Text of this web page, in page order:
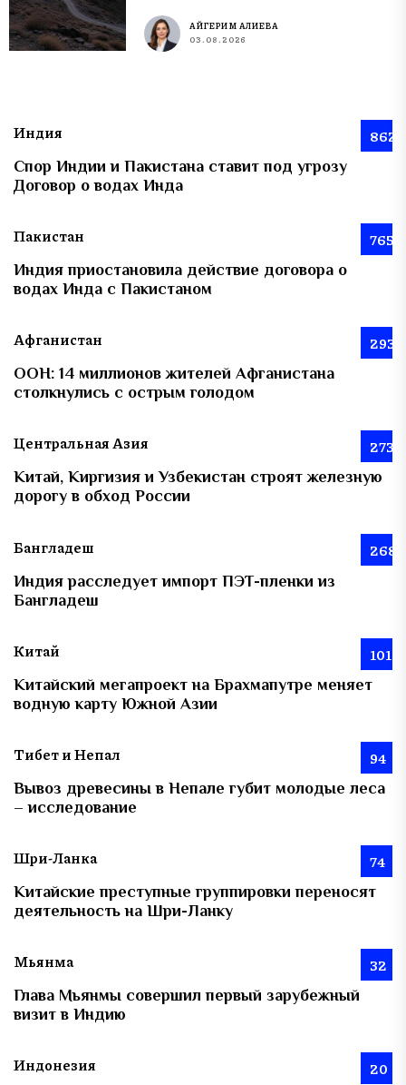
АЙГЕРИМ АЛИЕВА
03.08.2026
Индия 862
Спор Индии и Пакистана ставит под угрозу
Договор о водах Инда
Пакистан 765
Индия приостановила действие договора о
водах Инда с Пакистаном
Афганистан 293
ООН: 14 миллионов жителей Афганистана
столкнулись с острым голодом
Центральная Азия 273
Китай, Киргизия и Узбекистан строят железную
дорогу в обход России
Бангладеш 268
Индия расследует импорт ПЭТ-пленки из
Бангладеш
Китай 101
Китайский мегапроект на Брахмапутре меняет
водную карту Южной Азии
Тибет и Непал 94
Вывоз древесины в Непале губит молодые леса
– исследование
Шри-Ланка 74
Китайские преступные группировки переносят
деятельность на Шри-Ланку
Мьянма 32
Глава Мьянмы совершил первый зарубежный
визит в Индию
Индонезия 20